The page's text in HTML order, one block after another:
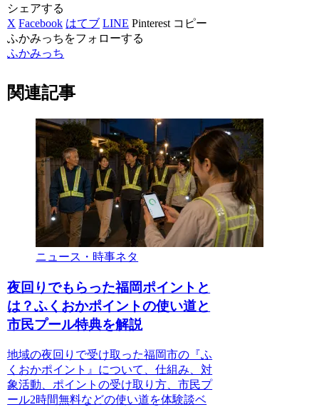
シェアする
X Facebook はてブ LINE Pinterest コピー
ふかみっちをフォローする
ふかみっち
関連記事
ニュース・時事ネタ
夜回りでもらった福岡ポイントと
は？ふくおかポイントの使い道と
市民プール特典を解説
地域の夜回りで受け取った福岡市の『ふ
くおかポイント』について、仕組み、対
象活動、ポイントの受け取り方、市民プ
ール2時間無料などの使い道を体験談ベ